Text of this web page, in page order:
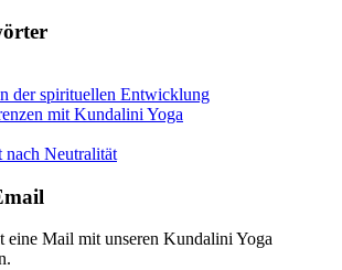
der spirituellen Entwicklung
mit Kundalini Yoga
nach Neutralität
eine Mail mit unseren Kundalini Yoga